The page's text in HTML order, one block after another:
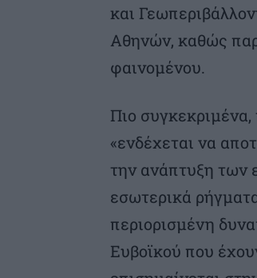
και
Αθηνών, καθώς
φαινομένου.
Πιο
«ενδέχεται να
την ανάπτυξη των
εσωτερικά
περιορισμένη
Ευβοϊκού που